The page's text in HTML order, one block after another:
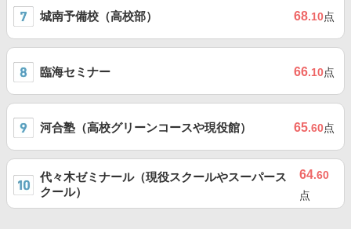
城南予備校（高校部） 68.10点
臨海セミナー 66.10点
河合塾（高校グリーンコースや現役館） 65.60点
代々木ゼミナール（現役スクールやスーパース
クール）
64.60
点